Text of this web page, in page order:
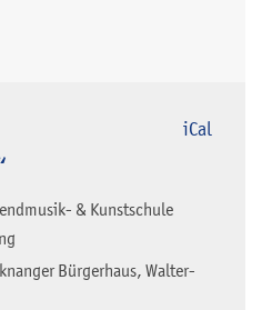
& Kunstschule
Bürgerhaus, Walter-
iCal